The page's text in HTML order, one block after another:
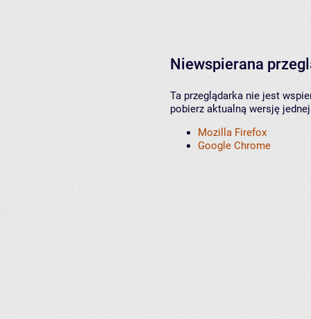
Niewspierana
Ta przeglądarka nie jest
pobierz aktualną wersję
Mozilla Firefox
Google Chrome